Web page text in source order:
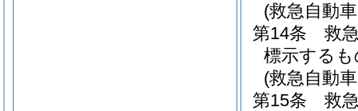
(救急自動
第14条
救
標示する
(救急自動
第15条
救